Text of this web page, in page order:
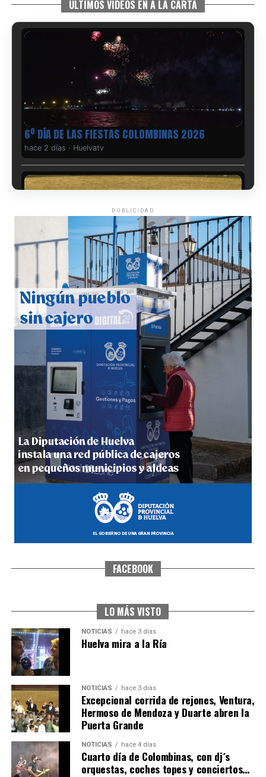
ÚLTIMOS VIDEOS EN A LA CARTA
6º DÍA DE LAS FIESTAS COLOMBINAS 2026
hace 2 días · Huelvatv
QUINTA CORRIDA DE LAS FIESTAS COLOMBINAS
2026
hace 3 días·Huelvatv
5º DÍA DE LAS FIESTAS COLOMBINAS 2026
hace 3 días·Huelvatv
CUARTA CORRIDA DE LAS FIESTAS COLOMBINAS
4º DÍA DE LAS FIESTAS COLOMBINAS 2026
hace 4 días Huelvatv
PUBLICIDAD
FACEBOOK
LO MÁS VISTO
NOTICIAS hace 3 días
Huelva mira a la Ría
NOTICIAS hace 3 días
Excepcional corrida de rejones, Ventura,
Hermoso de Mendoza y Duarte abren la
Puerta Grande
NOTICIAS hace 4 días
Cuarto día de Colombinas, con dj´s
orquestas, coches topes y conciertos…